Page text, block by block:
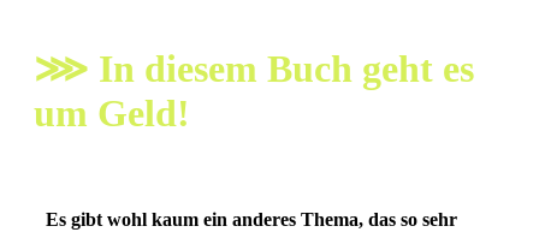
⋙ In diesem Buch geht es
um Geld!
Es gibt wohl kaum ein anderes Thema, das so sehr